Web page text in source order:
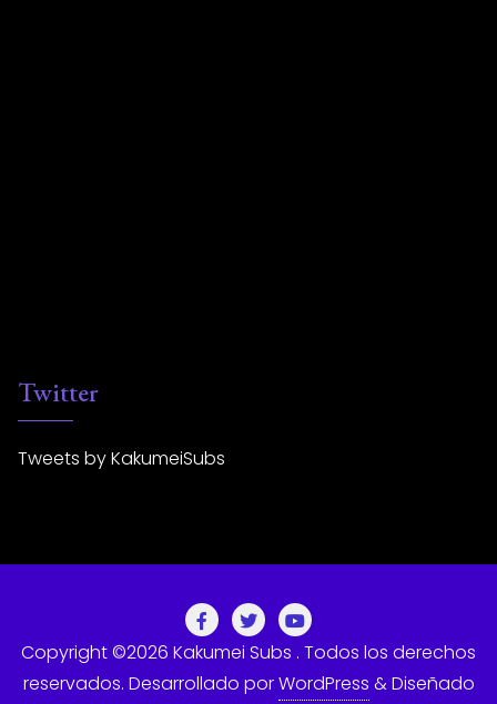
Twitter
Tweets by KakumeiSubs
Copyright ©2026 Kakumei Subs . Todos los derechos
reservados. Desarrollado porWordPress &Diseñado